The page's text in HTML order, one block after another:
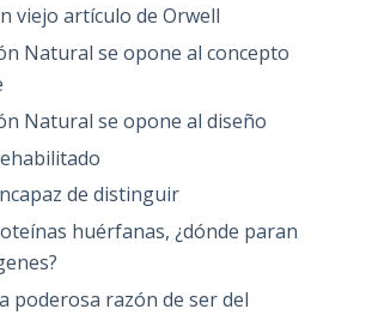
viejo artículo de Orwell
Natural se opone al concepto
Natural se opone al diseño
de distinguir
huérfanas, ¿dónde paran
poderosa razón de ser del